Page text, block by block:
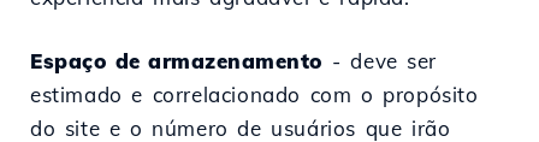
Espaço de armazenamento - deve ser
estimado e correlacionado com o propósito
do site e o número de usuários que irão